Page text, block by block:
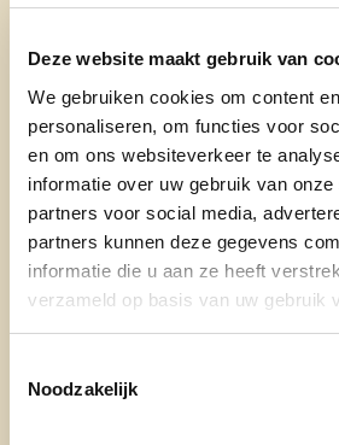
Deze website maakt gebruik van
We gebruiken cookies om content
personaliseren, om functies voor
en om ons websiteverkeer te
informatie over uw gebruik van
partners voor social media,
partners kunnen deze gegevens
informatie die u aan ze heeft
verzameld op basis van uw gebruik
Noodzakelijk
miljoen burgers uit Oost-
niveau. Jan hecht belang aan
ook dankzij investeringen in
als ere-gouverneur ook
veiligheid. Over al deze
belangrijke beslissingen
niveau. Daarom dat deze “Jan
voor Europa gaat! Als
Festivals Association is dit